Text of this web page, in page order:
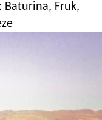
Fruk,